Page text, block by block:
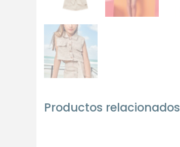
Productos relacionados